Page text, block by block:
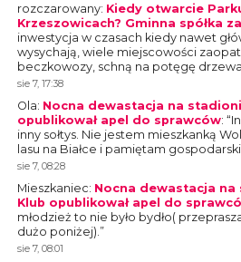
rozczarowany: Kiedy otwarcie
Krzeszowicach? Gminna spółka
inwestycja w czasach kiedy nawet
wysychają, wiele miejscowości
beczkowozy, schną na potęgę
sie 7, 17:38
Ola: Nocna dewastacja na
opublikował apel do sprawców: “
inny sołtys. Nie jestem mieszkanką
lasu na Białce i pamiętam
sie 7, 08:28
Mieszkaniec: Nocna dewastacja na
Klub opublikował apel do
młodzież to nie było bydło(
dużo poniżej). ”
sie 7, 08:01